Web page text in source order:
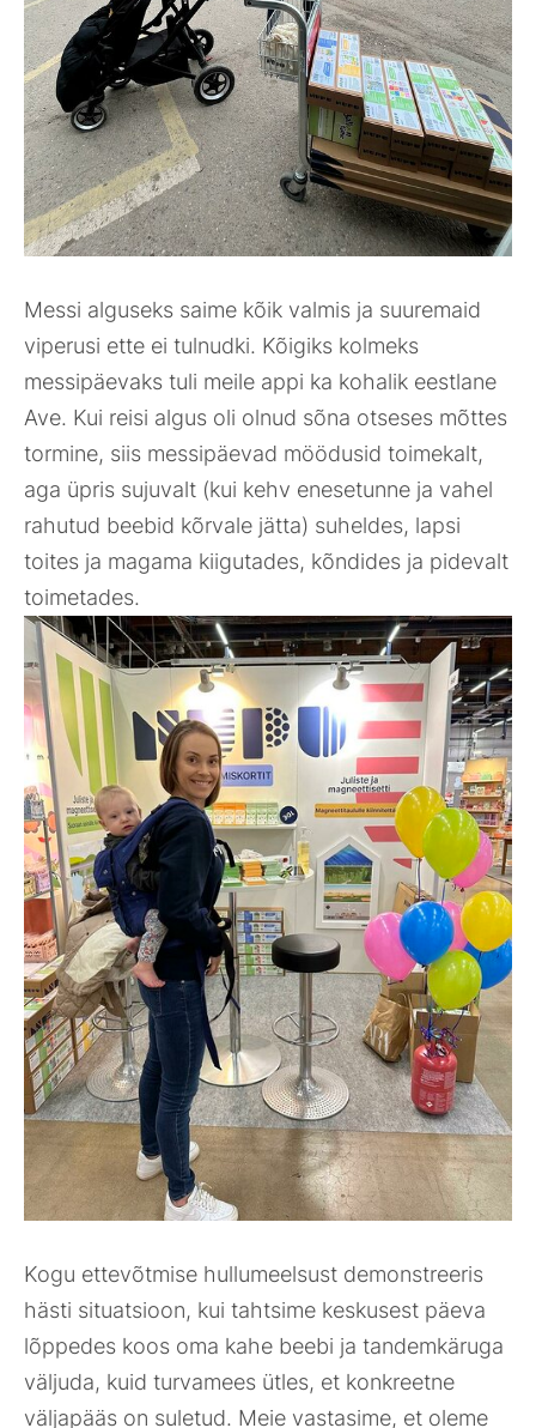
Messi alguseks saime kõik valmis ja suuremaid
viperusi ette ei tulnudki. Kõigiks kolmeks
messipäevaks tuli meile appi ka kohalik eestlane
Ave. Kui reisi algus oli olnud sõna otseses mõttes
tormine, siis messipäevad möödusid toimekalt,
aga üpris sujuvalt (kui kehv enesetunne ja vahel
rahutud beebid kõrvale jätta) suheldes, lapsi
toites ja magama kiigutades, kõndides ja pidevalt
toimetades.
Kogu ettevõtmise hullumeelsust demonstreeris
hästi situatsioon, kui tahtsime keskusest päeva
lõppedes koos oma kahe beebi ja tandemkäruga
väljuda, kuid turvamees ütles, et konkreetne
väljapääs on suletud. Meie vastasime, et oleme